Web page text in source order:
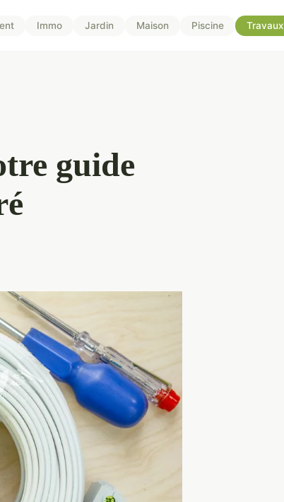
Immo Jardin Maison Piscine Travaux
guide